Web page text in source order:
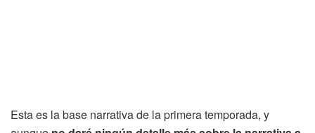
Esta es la base narrativa de la primera temporada, y